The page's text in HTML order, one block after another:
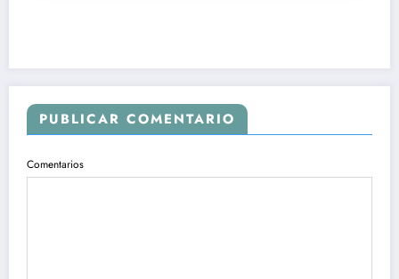
PUBLICAR COMENTARIO
Comentarios